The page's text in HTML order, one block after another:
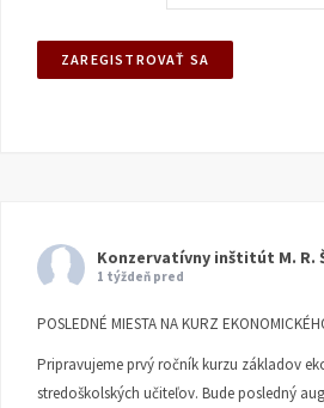
Konzervatívny inštitút M. R.
1 týždeň pred
POSLEDNÉ MIESTA NA KURZ
Pripravujeme prvý ročník kurzu základov
stredoškolských učiteľov. Bude posledný